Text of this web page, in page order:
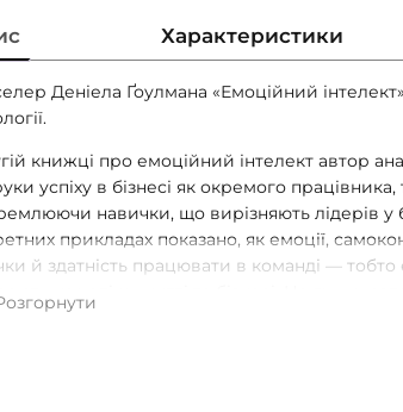
Характеристики
Деніела Ґоулмана «Емоційний
книжці про емоційний інтелект автор
успіху в бізнесі як окремого працівника,
навички, що вирізняють лідерів у
прикладах показано, як емоції,
й здатність працювати в команді —
на успіх у житті та бізнесі. На думку
ступінь та життєвий досвід. І що